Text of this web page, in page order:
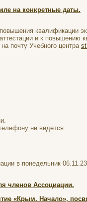
на конкретные даты.
квалификации
и к повышению
почту Учебного центра
не ведется.
в понедельник
членов Ассоциации.
«Крым. Начало»,